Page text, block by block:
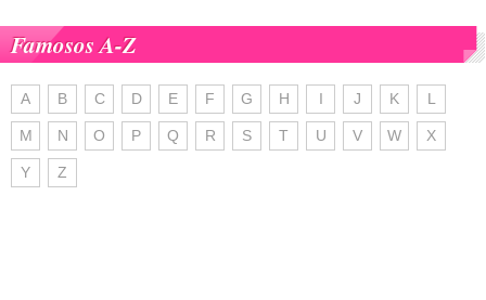
Famosos A-Z
A B C D E F G H I J K L
M N O P Q R S T U V W X
Y Z